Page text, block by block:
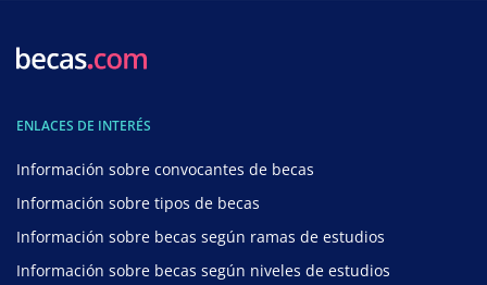
ENLACES DE INTERÉS
Información sobre convocantes de becas
Información sobre tipos de becas
Información sobre becas según ramas de estudios
Información sobre becas según niveles de estudios